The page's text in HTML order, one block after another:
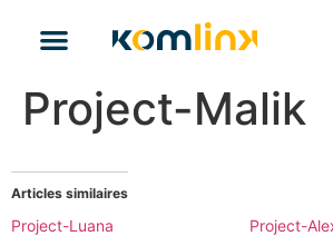
Project-Malik
Articles similaires
Project-Luana
Project-